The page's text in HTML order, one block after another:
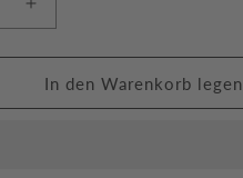
Erhöhe
die
Menge
für
Feinsöckchen
In den Warenkorb legen